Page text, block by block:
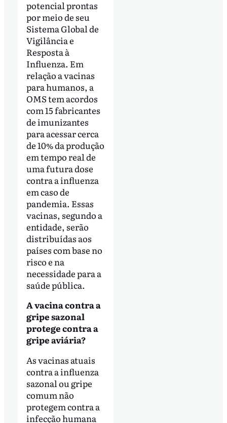
potencial prontas
por meio de seu
Sistema Global de
Vigilância e
Resposta à
Influenza. Em
relação a vacinas
para humanos, a
OMS tem acordos
com 15 fabricantes
de imunizantes
para acessar cerca
de 10% da produção
em tempo real de
uma futura dose
contra a influenza
em caso de
pandemia. Essas
vacinas, segundo a
entidade, serão
distribuídas aos
países com base no
risco e na
necessidade para a
saúde pública.
A vacina contra a
gripe sazonal
protege contra a
gripe aviária?
As vacinas atuais
contra a influenza
sazonal ou gripe
comum não
protegem contra a
infecção humana